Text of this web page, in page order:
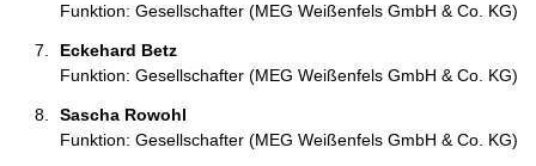
Funktion: Gesellschafter (MEG Weißenfels GmbH & Co. KG)
Eckehard Betz
Funktion: Gesellschafter (MEG Weißenfels GmbH & Co. KG)
Sascha Rowohl
Funktion: Gesellschafter (MEG Weißenfels GmbH & Co. KG)